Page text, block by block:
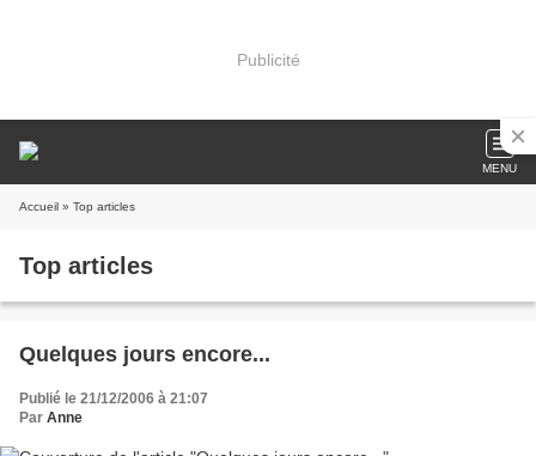
Publicité
MENU
Accueil » Top articles
Top articles
Quelques jours encore...
Publié le 21/12/2006 à 21:07
Par Anne